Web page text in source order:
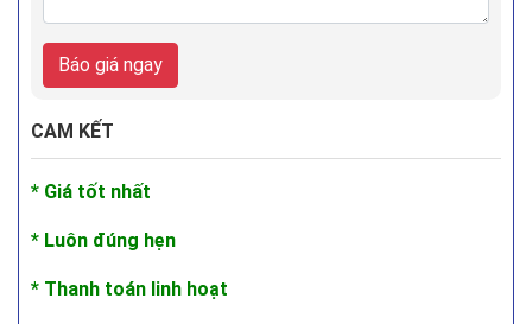
Báo giá ngay
CAM KẾT
* Giá tốt nhất
* Luôn đúng hẹn
* Thanh toán linh hoạt